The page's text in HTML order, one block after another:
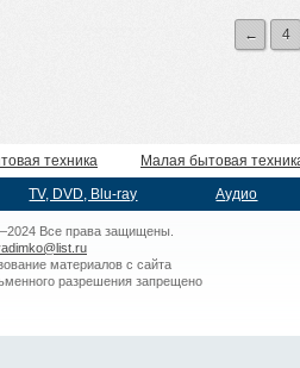
← 4
техника
Малая бытовая
TV, DVD, Blu-ray Аудио
Все права защищены.
материалов с сайта
разрешения запрещено